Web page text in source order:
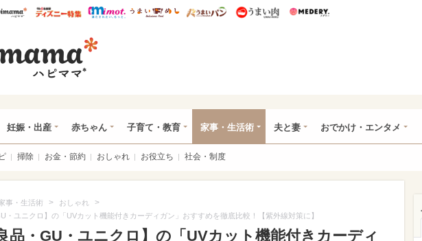
ぴあ総研ハピママ* ウレぴあ総研 ディズニー特集
mimot. うまいめし うまいパン うまい肉
妊娠・出産 赤ちゃん 子育て・教育 家事・生活術 夫と妻 おでかけ・エンタメ
掃除 お金・節約 おしゃれ お役立ち 社会・制度
事・生活術 > おしゃれ >
・ユニクロ】の「UVカット機能付きカーディガン」おすすめを徹底比較！【紫外線対策に】
品・GU・ユニクロ】の「UVカット機能付きカーディ